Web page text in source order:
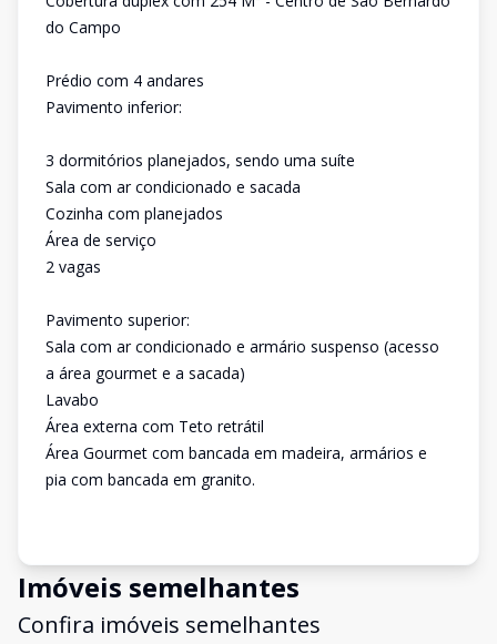
do Campo
Prédio com 4 andares
Pavimento inferior:
3 dormitórios planejados, sendo uma suíte
Sala com ar condicionado e sacada
Cozinha com planejados
Área de serviço
2 vagas
Pavimento superior:
Sala com ar condicionado e armário suspenso (acesso
a área gourmet e a sacada)
Lavabo
Área externa com Teto retrátil
Área Gourmet com bancada em madeira, armários e
pia com bancada em granito.
Imóveis semelhantes
Confira imóveis semelhantes